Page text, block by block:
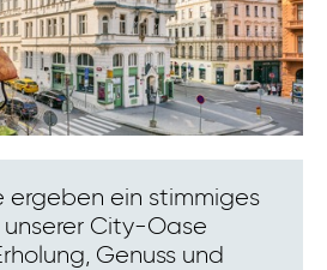
ergeben ein stimmiges
City-Oase
Genuss und